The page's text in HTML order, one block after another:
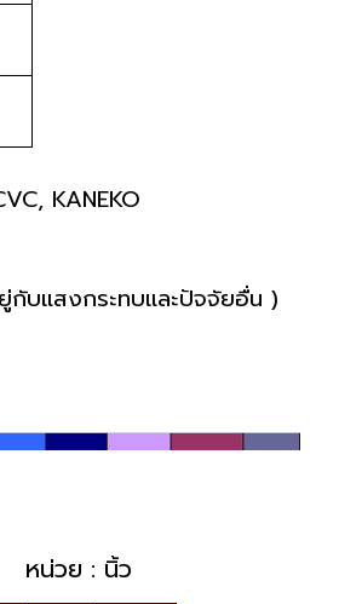
KANEKO
กับแสงกระทบและปัจจัยอื่น )
หน่วย : นิ้ว